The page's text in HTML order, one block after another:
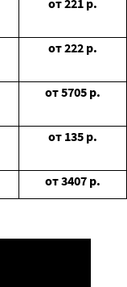
от221 р.
от222 р.
от5705 р.
от 135 р.
от3407 р.